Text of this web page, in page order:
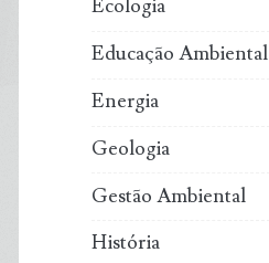
Ecologia
Educação Ambiental
Energia
Geologia
Gestão Ambiental
História